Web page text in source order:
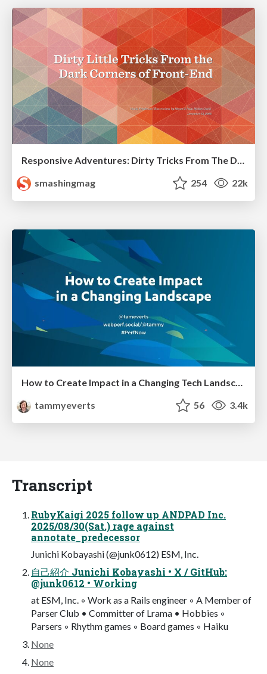
Responsive Adventures: Dirty Tricks From The Dark Corners of Front-End
smashingmag
254 22k
tammyeverts
56 3.4k
Transcript
RubyKaigi 2025 follow up ANDPAD Inc.
2025/08/30(Sat.) rage against
annotate_predecessor
Junichi Kobayashi (@junk0612) ESM, Inc.
自己紹介 Junichi Kobayashi • X / GitHub:
@junk0612 • Working
at ESM, Inc. ◦ Work as a Rails engineer ◦ A Member of
Parser Club • Committer of Lrama • Hobbies ◦
Parsers ◦ Rhythm games ◦ Board games ◦ Haiku
None
None